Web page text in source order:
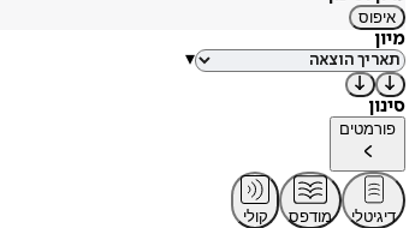
איפוס
מיון
▾
סינון
פורמטים
דיגיטלי מודפס
קולי